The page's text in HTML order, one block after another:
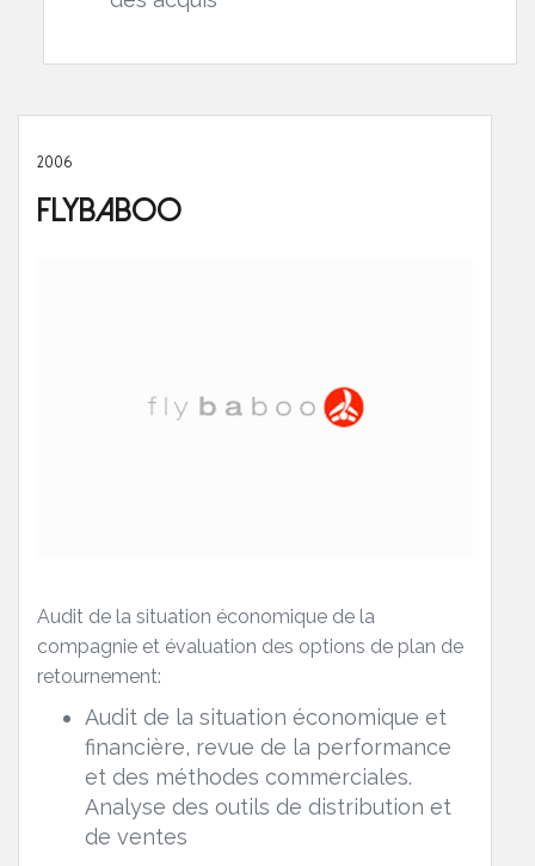
2006
Flybaboo
Audit de la situation économique de la
compagnie et évaluation des options de plan de
retournement:
Audit de la situation économique et
financière, revue de la performance
et des méthodes commerciales.
Analyse des outils de distribution et
de ventes